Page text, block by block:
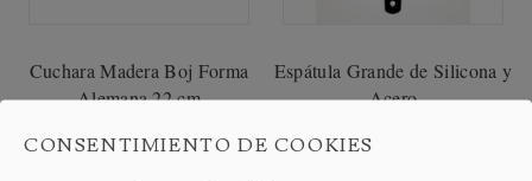
Cuchara Madera Boj Forma
Alemana 22 cm
Espátula Grande de Silicona y
Acero
CONSENTIMIENTO DE COOKIES